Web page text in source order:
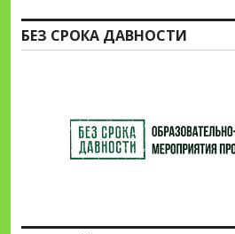
БЕЗ СРОКА ДАВНОСТИ